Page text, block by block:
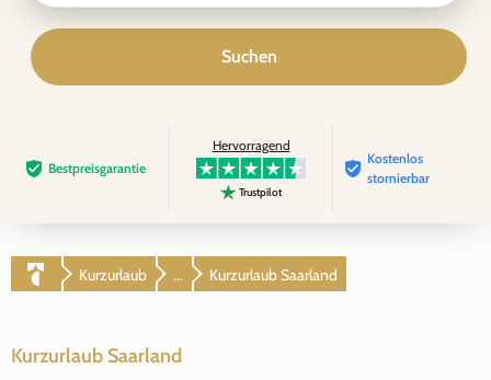
Suchen
Bestpreis­garantie
Hervorragend
Trustpilot
Kostenlos
stornierbar
Kurzurlaub ... Kurzurlaub Saarland
Kurzurlaub Saarland